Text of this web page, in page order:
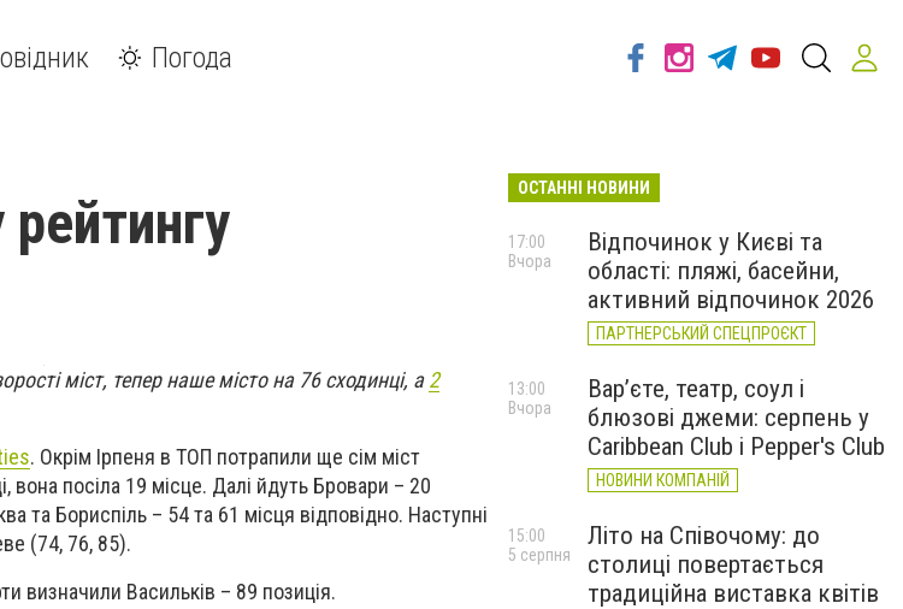
Погода
рейтингу
міст, тепер наше місто на 76 сходинці, а2
. Окрім Ірпеня в ТОП потрапили ще сім міст
вона посіла 19 місце. Далі йдуть Бровари – 20
та Бориспіль – 54 та 61 місця відповідно. Наступні
(74, 76, 85).
визначили Васильків – 89 позиція.
ОСТАННІ НОВИНИ
Відпочинок у Києві та
області: пляжі, басейни,
активний відпочинок 2026
ПАРТНЕРСЬКИЙ СПЕЦПРОЄКТ
17:00
Вчора
Вар’єте, театр, соул і
блюзові джеми: серпень у
Caribbean Club і Pepper's Club
НОВИНИ КОМПАНІЙ
13:00
Вчора
Літо на Співочому: до
столиці повертається
традиційна виставка квітів
15:00
5 серпня